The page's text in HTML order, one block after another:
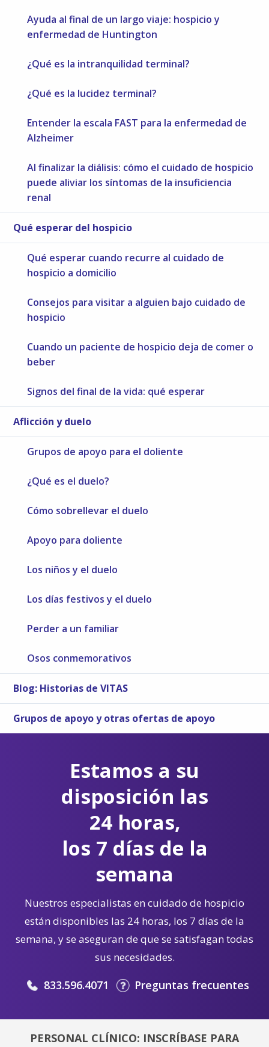
Ayuda al final de un largo viaje: hospicio y
enfermedad de Huntington
¿Qué es la intranquilidad terminal?
¿Qué es la lucidez terminal?
Entender la escala FAST para la enfermedad de
Alzheimer
Al finalizar la diálisis: cómo el cuidado de hospicio
puede aliviar los síntomas de la insuficiencia
renal
Qué esperar del hospicio
Qué esperar cuando recurre al cuidado de
hospicio a domicilio
Consejos para visitar a alguien bajo cuidado de
hospicio
Cuando un paciente de hospicio deja de comer o
beber
Signos del final de la vida: qué esperar
Aflicción y duelo
Grupos de apoyo para el doliente
¿Qué es el duelo?
Cómo sobrellevar el duelo
Apoyo para doliente
Los niños y el duelo
Los días festivos y el duelo
Perder a un familiar
Osos conmemorativos
Blog: Historias de VITAS
Grupos de apoyo y otras ofertas de apoyo
Estamos a su
disposición las
24 horas,
los 7 días de la
semana
Nuestros especialistas en cuidado de hospicio
están disponibles las 24 horas, los 7 días de la
semana, y se aseguran de que se satisfagan todas
sus necesidades.
833.596.4071 Preguntas frecuentes
PERSONAL CLÍNICO: INSCRÍBASE PARA